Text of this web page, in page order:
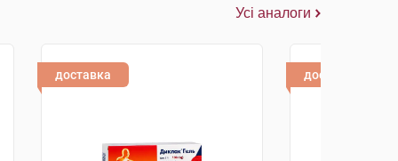
Усі аналоги
доставка доставка